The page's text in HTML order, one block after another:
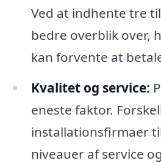
Ved at indhente tre
bedre overblik over,
kan forvente at
Kvalitet og service:
eneste faktor.
installationsfirmaer
niveauer af service